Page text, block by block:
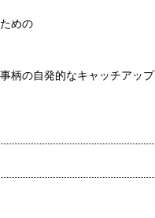
めの
柄の自発的なキャッチアップ